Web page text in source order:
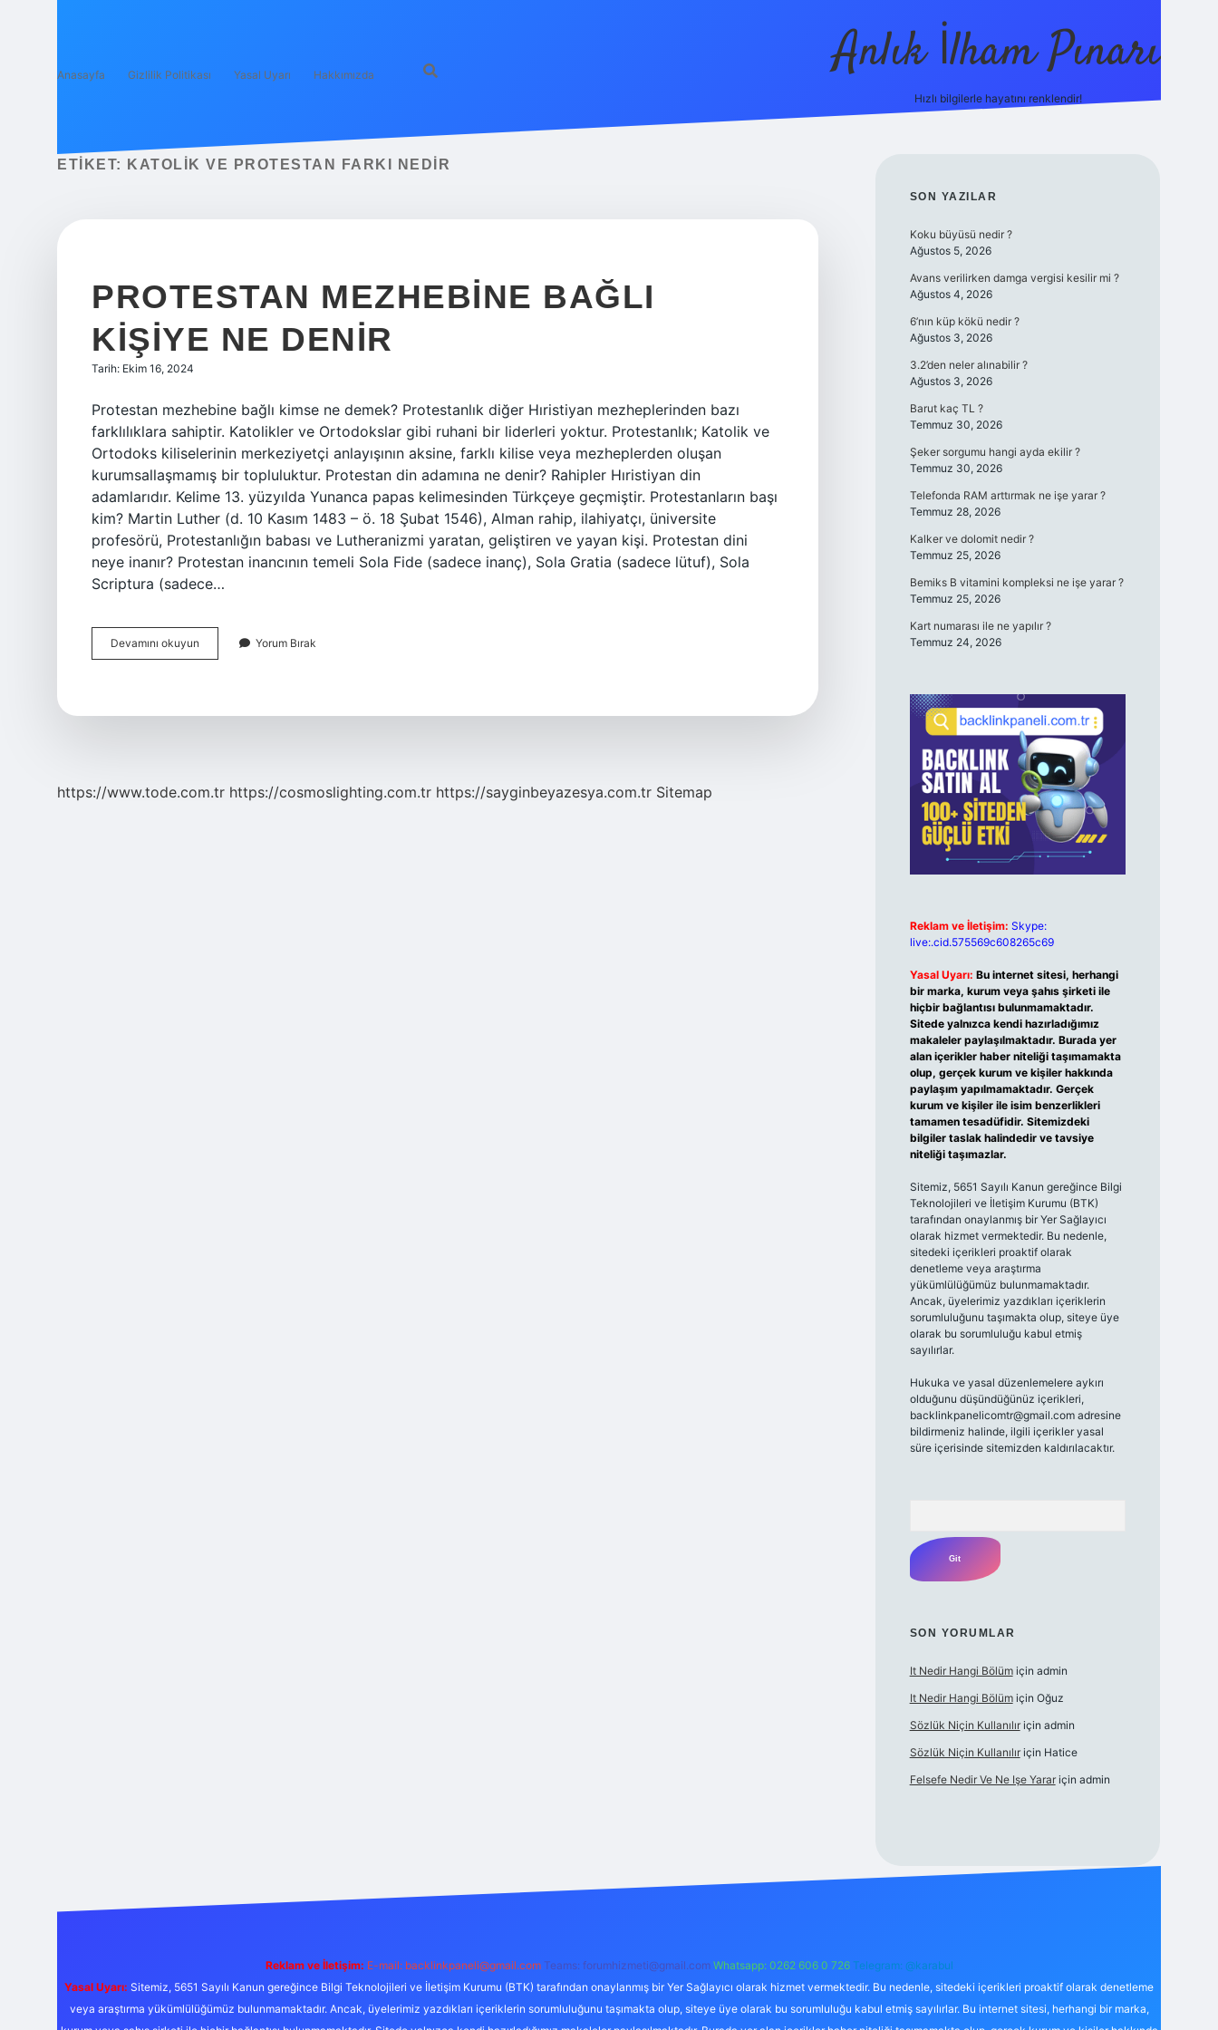
Anasayfa Gizlilik Politikası Yasal Uyarı Hakkımızda Anlık İlham Pınarı
Hızlı bilgilerle hayatını renklendir!
ETIKET: KATOLIK VE PROTESTAN FARKI NEDIR
PROTESTAN MEZHEBINE BAĞLI
KIŞIYE NE DENIR
Tarih: Ekim 16, 2024
Protestan mezhebine bağlı kimse ne demek? Protestanlık diğer Hıristiyan mezheplerinden bazı
farklılıklara sahiptir. Katolikler ve Ortodokslar gibi ruhani bir liderleri yoktur. Protestanlık; Katolik ve
Ortodoks kiliselerinin merkeziyetçi anlayışının aksine, farklı kilise veya mezheplerden oluşan
kurumsallaşmamış bir topluluktur. Protestan din adamına ne denir? Rahipler Hıristiyan din
adamlarıdır. Kelime 13. yüzyılda Yunanca papas kelimesinden Türkçeye geçmiştir. Protestanların başı
kim? Martin Luther (d. 10 Kasım 1483 – ö. 18 Şubat 1546), Alman rahip, ilahiyatçı, üniversite
profesörü, Protestanlığın babası ve Lutheranizmi yaratan, geliştiren ve yayan kişi. Protestan dini
neye inanır? Protestan inancının temeli Sola Fide (sadece inanç), Sola Gratia (sadece lütuf), Sola
Scriptura (sadece…
Devamını okuyun Protestan
Mezhebine
Yorum Bırak
https://www.tode.com.tr https://cosmoslighting.com.tr https://sayginbeyazesya.com.tr Sitemap
SIDEBAR
SON YAZILAR
Koku büyüsü nedir ?
Ağustos 5, 2026
Avans verilirken damga vergisi kesilir mi ?
Ağustos 4, 2026
6’nın küp kökü nedir ?
Ağustos 3, 2026
3.2’den neler alınabilir ?
Ağustos 3, 2026
Barut kaç TL ?
Temmuz 30, 2026
Şeker sorgumu hangi ayda ekilir ?
Temmuz 30, 2026
Telefonda RAM arttırmak ne işe yarar ?
Temmuz 28, 2026
Kalker ve dolomit nedir ?
Temmuz 25, 2026
Bemiks B vitamini kompleksi ne işe yarar ?
Temmuz 25, 2026
Kart numarası ile ne yapılır ?
Temmuz 24, 2026
Reklam ve İletişim: Skype:
live:.cid.575569c608265c69
Yasal Uyarı: Bu internet sitesi, herhangi
bir marka, kurum veya şahıs şirketi ile
hiçbir bağlantısı bulunmamaktadır.
Sitede yalnızca kendi hazırladığımız
makaleler paylaşılmaktadır. Burada yer
alan içerikler haber niteliği taşımamakta
olup, gerçek kurum ve kişiler hakkında
paylaşım yapılmamaktadır. Gerçek
kurum ve kişiler ile isim benzerlikleri
tamamen tesadüfidir. Sitemizdeki
bilgiler taslak halindedir ve tavsiye
niteliği taşımazlar.
Sitemiz, 5651 Sayılı Kanun gereğince Bilgi
Teknolojileri ve İletişim Kurumu (BTK)
tarafından onaylanmış bir Yer Sağlayıcı
olarak hizmet vermektedir. Bu nedenle,
sitedeki içerikleri proaktif olarak
denetleme veya araştırma
yükümlülüğümüz bulunmamaktadır.
Ancak, üyelerimiz yazdıkları içeriklerin
sorumluluğunu taşımakta olup, siteye üye
olarak bu sorumluluğu kabul etmiş
sayılırlar.
Hukuka ve yasal düzenlemelere aykırı
olduğunu düşündüğünüz içerikleri,
backlinkpanelicomtr@gmail.comadresine
bildirmeniz halinde, ilgili içerikler yasal
süre içerisinde sitemizden kaldırılacaktır.
SON YORUMLAR
It Nedir Hangi Bölümiçin admin
It Nedir Hangi Bölümiçin Oğuz
Sözlük Niçin Kullanılıriçin admin
Sözlük Niçin Kullanılıriçin Hatice
Felsefe Nedir Ve Ne Işe Yarariçin admin
Reklam ve İletişim: E-mail: backlinkpaneli@gmail.com Teams: forumhizmeti@gmail.com Whatsapp: 0262 606 0 726 Telegram: @karabul
Yasal Uyarı: Sitemiz, 5651 Sayılı Kanun gereğince Bilgi Teknolojileri ve İletişim Kurumu (BTK) tarafından onaylanmış bir Yer Sağlayıcı olarak hizmet vermektedir. Bu nedenle, sitedeki içerikleri proaktif olarak denetleme
veya araştırma yükümlülüğümüz bulunmamaktadır. Ancak, üyelerimiz yazdıkları içeriklerin sorumluluğunu taşımakta olup, siteye üye olarak bu sorumluluğu kabul etmiş sayılırlar. Bu internet sitesi, herhangi bir marka,